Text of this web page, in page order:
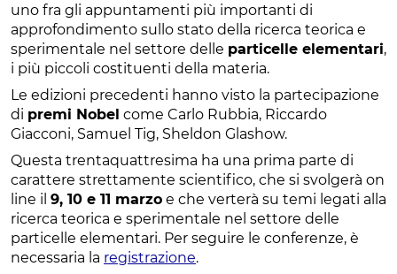
uno fra gli appuntamenti più importanti di
approfondimento sullo stato della ricerca teorica e
sperimentale nel settore delle particelle elementari,
i più piccoli costituenti della materia.
Le edizioni precedenti hanno visto la partecipazione
di premi Nobel come Carlo Rubbia, Riccardo
Giacconi, Samuel Tig, Sheldon Glashow.
Questa trentaquattresima ha una prima parte di
carattere strettamente scientifico, che si svolgerà on
line il 9, 10 e 11 marzo e che verterà su temi legati alla
ricerca teorica e sperimentale nel settore delle
particelle elementari. Per seguire le conferenze, è
necessaria la registrazione.